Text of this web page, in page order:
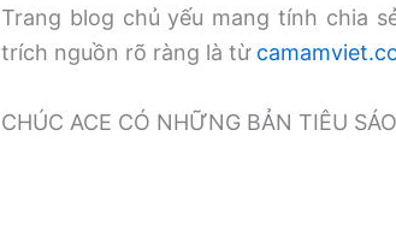
Trang blog chủ yếu mang tính chia
trích nguồn rõ ràng là từ
CHÚC ACE CÓ NHỮNG BẢN TIÊU